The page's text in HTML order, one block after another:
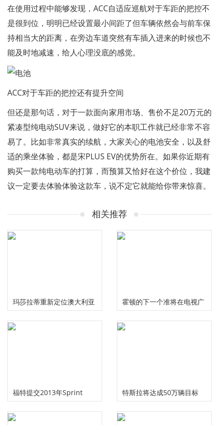
在使用过程中能够发现，ACC自适应巡航对于车距的把控不
是很到位，明明已经设置最小间距了但车辆依然会与前车保
持相当大的距离，在旁边车道突然有车插入进来的时候也不
能及时地减速，给人心理没底的感觉。
ACC对于车距的把控还有提升空间
但还是那句话，对于一款面向家用市场、售价不足20万元的
紧凑型纯电动SUV来说，做好它的本职工作就已经非常不容
易了。比如非常真实的续航，大家关心的电池安全，以及舒
适的乘坐体验，都是宋PLUS EV的优势所在。如果你近期有
购买一款纯电动车的打算，而预算又恰好在这个价位，我建
议一定要去体验体验这款车，说不定它就能给你带来惊喜。
相关推荐
玛莎拉蒂重新定位澳大利亚
定价
霍顿的下一个准将在电视广
告中间谍
福特提交2013年Sprint
Cup赛季的野马车身
特斯拉将达成50万辆目标
2022年或翻番至100万辆